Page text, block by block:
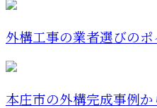
外構工事の業者選びのポ
本庄市の外構完成事例